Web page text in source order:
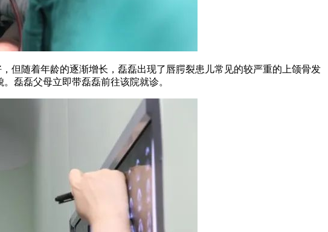
但随着年龄的逐渐增长，磊磊出现了唇腭裂患儿常见的较严重的上颌骨发
磊磊父母立即带磊磊前往该院就诊。